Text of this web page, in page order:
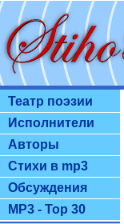
Театр поэзии
Исполнители
Авторы
Стихи в mp3
Обсуждения
MP3 - Top 30